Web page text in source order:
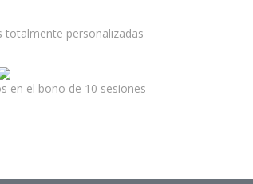
totalmente personalizadas
en el bono de 10 sesiones